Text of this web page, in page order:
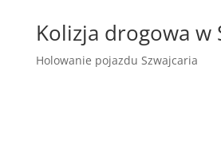
Kolizja drogowa w
Holowanie pojazdu Szwajcaria